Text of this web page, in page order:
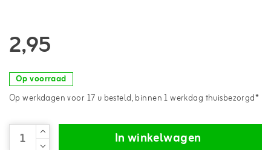
2,95
Op voorraad
Op werkdagen voor 17 u besteld, binnen 1 werkdag thuisbezorgd*
In winkelwagen